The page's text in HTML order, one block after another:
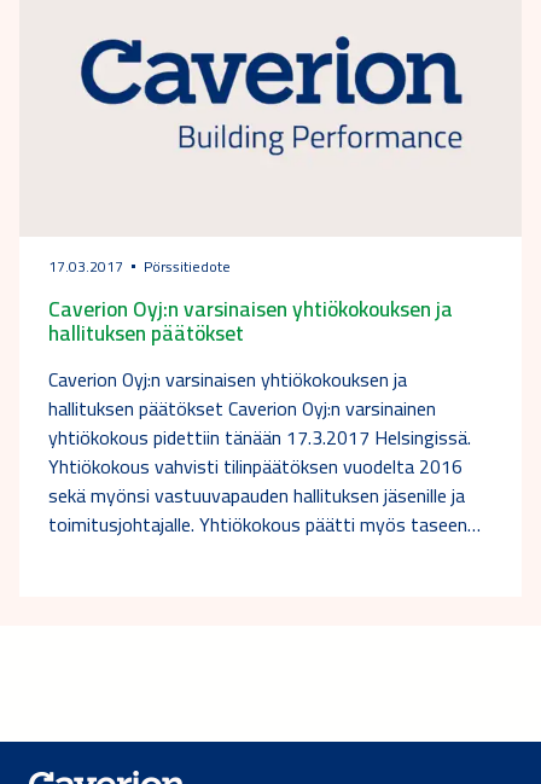
17.03.2017 Pörssitiedote
Caverion Oyj:n varsinaisen yhtiökokouksen ja
hallituksen päätökset
Caverion Oyj:n varsinaisen yhtiökokouksen ja
hallituksen päätökset Caverion Oyj:n varsinainen
yhtiökokous pidettiin tänään 17.3.2017 Helsingissä.
Yhtiökokous vahvisti tilinpäätöksen vuodelta 2016
sekä myönsi vastuuvapauden hallituksen jäsenille ja
toimitusjohtajalle. Yhtiökokous päätti myös taseen…